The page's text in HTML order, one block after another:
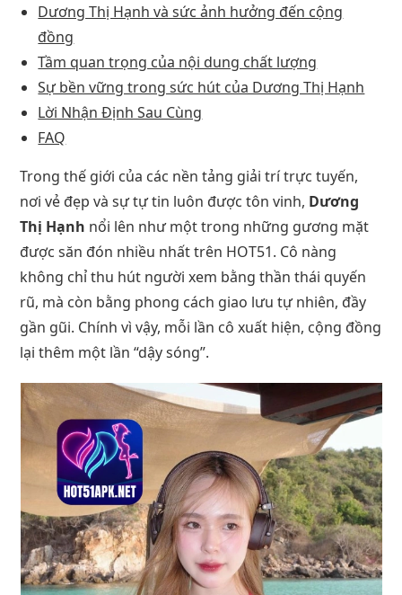
Dương Thị Hạnh và sức ảnh hưởng đến cộng
đồng
Tầm quan trọng của nội dung chất lượng
Sự bền vững trong sức hút của Dương Thị Hạnh
Lời Nhận Định Sau Cùng
FAQ
Trong thế giới của các nền tảng giải trí trực tuyến,
nơi vẻ đẹp và sự tự tin luôn được tôn vinh, Dương
Thị Hạnh nổi lên như một trong những gương mặt
được săn đón nhiều nhất trên HOT51. Cô nàng
không chỉ thu hút người xem bằng thần thái quyến
rũ, mà còn bằng phong cách giao lưu tự nhiên, đầy
gần gũi. Chính vì vậy, mỗi lần cô xuất hiện, cộng đồng
lại thêm một lần “dậy sóng”.